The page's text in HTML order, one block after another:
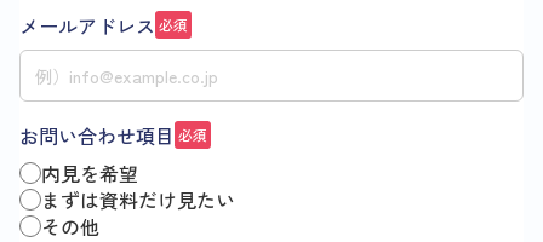
メールアドレス 必須
お問い合わせ項目 必須
内見を希望
まずは資料だけ見たい
その他